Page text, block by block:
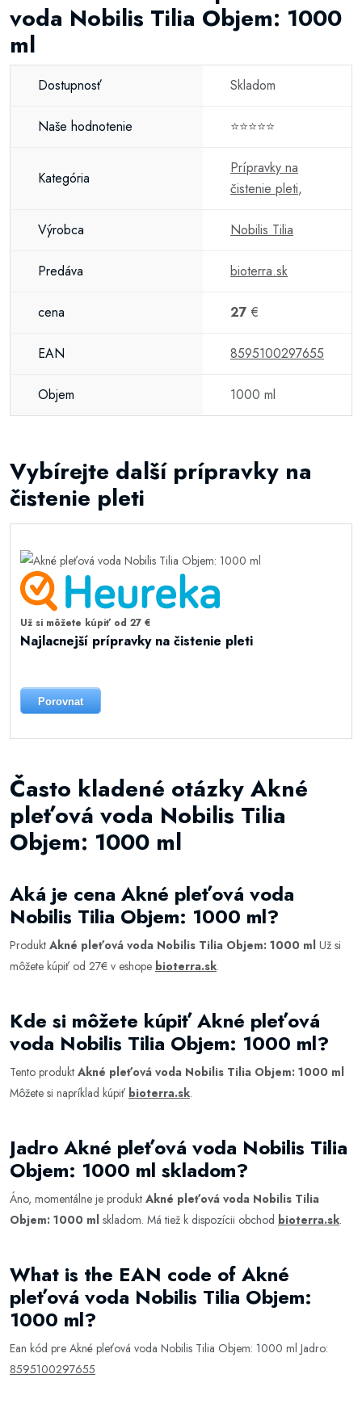
voda Nobilis Tilia Objem: 1000
ml
Dostupnosť Skladom
Naše hodnotenie ⭐⭐⭐⭐⭐
Kategória
Prípravky na
čistenie pleti,
Výrobca Nobilis Tilia
Predáva bioterra.sk
cena 27 €
EAN 8595100297655
Objem 1000 ml
Vybírejte další prípravky na
čistenie pleti
Už si môžete kúpiť od 27 €
Najlacnejší prípravky na čistenie pleti
Porovnat
Často kladené otázky Akné
pleťová voda Nobilis Tilia
Objem: 1000 ml
Aká je cena Akné pleťová voda
Nobilis Tilia Objem: 1000 ml?
Produkt Akné pleťová voda Nobilis Tilia Objem: 1000 ml Už si
môžete kúpiť od 27€ v eshope bioterra.sk.
Kde si môžete kúpiť Akné pleťová
voda Nobilis Tilia Objem: 1000 ml?
Tento produkt Akné pleťová voda Nobilis Tilia Objem: 1000 ml
Môžete si napríklad kúpiť bioterra.sk.
Jadro Akné pleťová voda Nobilis Tilia
Objem: 1000 ml skladom?
Áno, momentálne je produkt Akné pleťová voda Nobilis Tilia
Objem: 1000 ml skladom. Má tiež k dispozícii obchod bioterra.sk.
What is the EAN code of Akné
pleťová voda Nobilis Tilia Objem:
1000 ml?
Ean kód pre Akné pleťová voda Nobilis Tilia Objem: 1000 ml Jadro:
8595100297655